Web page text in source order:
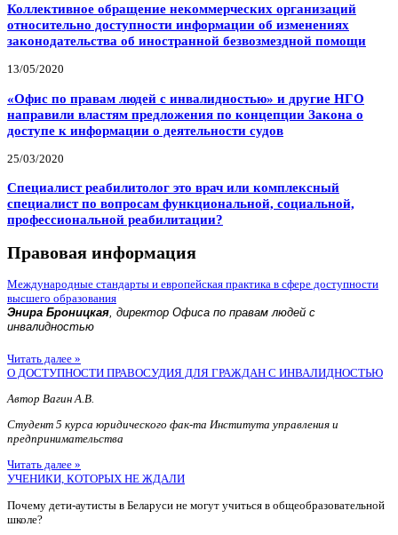
Коллективное обращение некоммерческих организаций
относительно доступности информации об изменениях
законодательства об иностранной безвозмездной помощи
13/05/2020
«Офис по правам людей с инвалидностью» и другие НГО
направили властям предложения по концепции Закона о
доступе к информации о деятельности судов
25/03/2020
Специалист реабилитолог это врач или комплексный
специалист по вопросам функциональной, социальной,
профессиональной реабилитации?
Правовая информация
Международные стандарты и европейская практика в сфере доступности
высшего образования
Энира Броницкая, директор Офиса по правам людей с
инвалидностью
Читать далее »
О ДОСТУПНОСТИ ПРАВОСУДИЯ ДЛЯ ГРАЖДАН С ИНВАЛИДНОСТЬЮ
Автор Вагин А.В.
Студент 5 курса юридического фак-та Института управления и
предпринимательства
Читать далее »
УЧЕНИКИ, КОТОРЫХ НЕ ЖДАЛИ
Почему дети-аутисты в Беларуси не могут учиться в общеобразовательной
школе?